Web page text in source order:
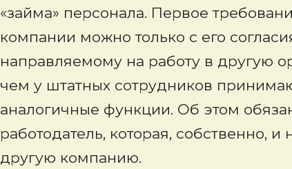
«займа» персонала. Первое
компании можно только с его
направляемому на работу в другую
чем у штатных сотрудников
аналогичные функции. Об этом
работодатель, которая, собственно,
другую компанию.